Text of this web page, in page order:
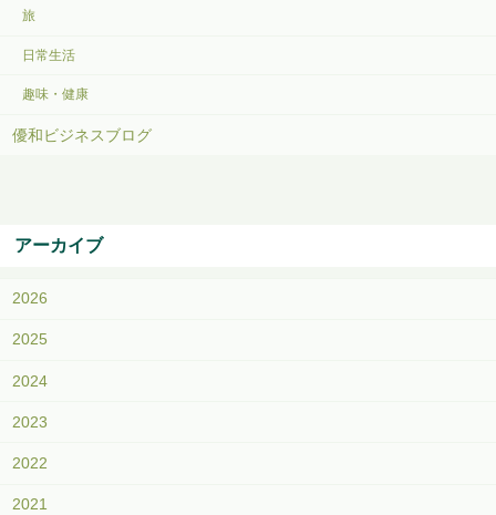
旅
日常生活
趣味・健康
優和ビジネスブログ
アーカイブ
2026
2025
2024
2023
2022
2021